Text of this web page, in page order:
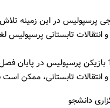
پرسپولیس در این زمینه تلاش
انتقالات تابستانی پرسپولیس
بیش از 10 بازیکن پرسپولیس در
انتقالات تابستانی، ممکن است
دانشجو